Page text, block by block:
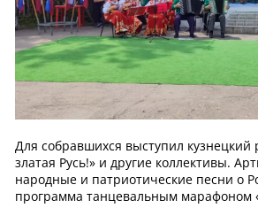
Для собравшихся выступил кузнецкий
златая Русь!» и другие коллективы.
народные и патриотические песни о
программа танцевальным марафоном